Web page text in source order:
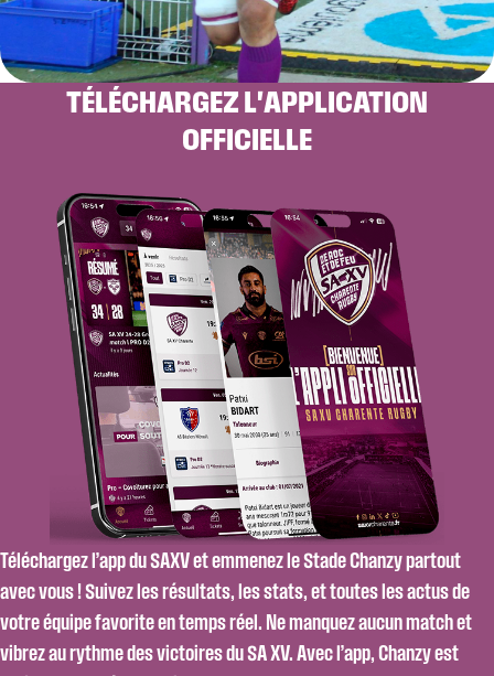
TÉLÉCHARGEZ L'APPLICATION
OFFICIELLE
Téléchargez l’app du SAXV et emmenez le Stade Chanzy partout
avec vous ! Suivez les résultats, les stats, et toutes les actus de
votre équipe favorite en temps réel. Ne manquez aucun match et
vibrez au rythme des victoires du SA XV. Avec l’app, Chanzy est